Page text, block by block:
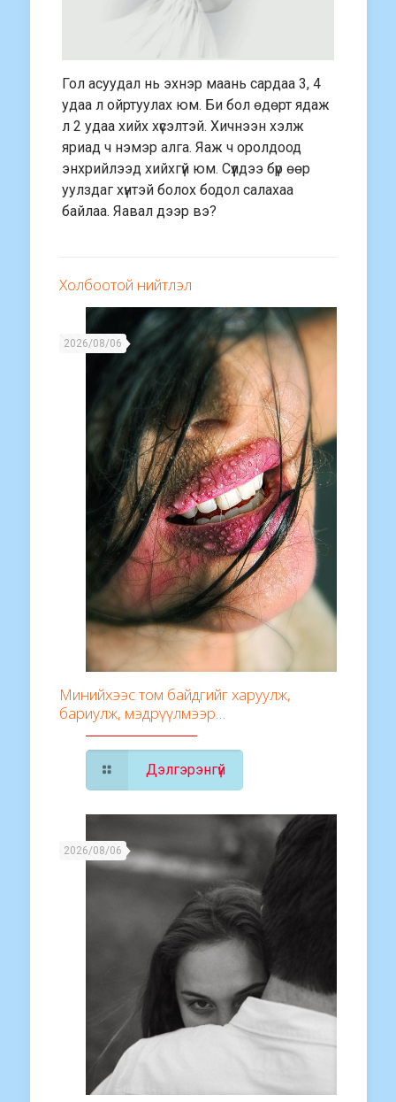
Гол асуудал нь эхнэр маань сардаа 3, 4
удаа л ойртуулах юм. Би бол өдөрт ядаж
л 2 удаа хийх хүсэлтэй. Хичнээн хэлж
яриад ч нэмэр алга. Яаж ч оролдоод
энхрийлээд хийхгүй юм. Сүүлдээ бүр өөр
уулздаг хүнтэй болох бодол салахаа
байлаа. Яавал дээр вэ?
Холбоотой нийтлэл
2026/08/06
Минийхээс том байдгийг харуулж,
бариулж, мэдрүүлмээр…
Дэлгэрэнгүй
2026/08/06